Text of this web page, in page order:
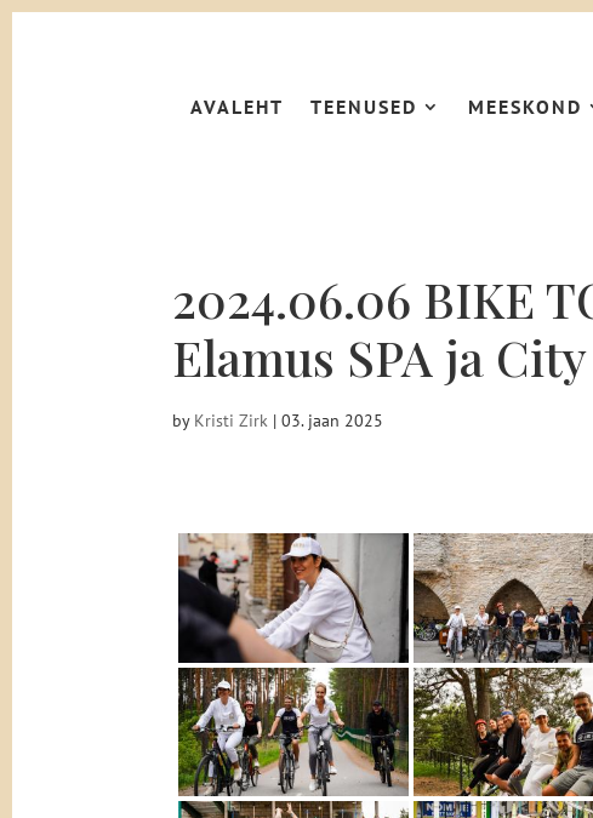
AVALEHT TEENUSED MEESKOND
2024.06.06 BIKE
Elamus SPA ja
by Kristi Zirk |03. jaan 2025